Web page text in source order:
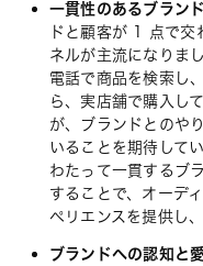
一貫性のあるブラン
ドと顧客が 1 点で交
ネルが主流になりま
電話で商品を検索し
ら、実店舗で購入し
が、ブランドとのや
いることを期待して
わたって一貫するブ
することで、オーデ
ペリエンスを提供し
ブランドへの認知と